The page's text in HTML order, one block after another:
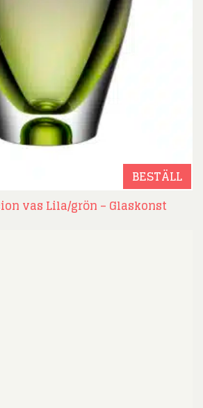
BESTÄLL
vas Lila/grön – Glaskonst